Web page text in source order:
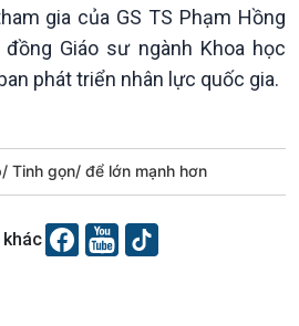
Tin Khoa học & Công nghệ
Kết nối công nghệ
Sống chung với biến đổi
khí hậu
gia của GS TS Phạm Hồng
Giáo sư ngành Khoa học
phát triển nhân lực quốc gia.
Tinh gọn/ để lớn mạnh hơn